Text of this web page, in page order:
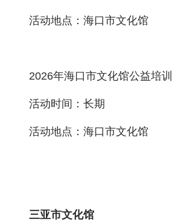
活动地点：海口市文化馆
2026年海口市文化馆公益培
活动时间：长期
活动地点：海口市文化馆
三亚市文化馆